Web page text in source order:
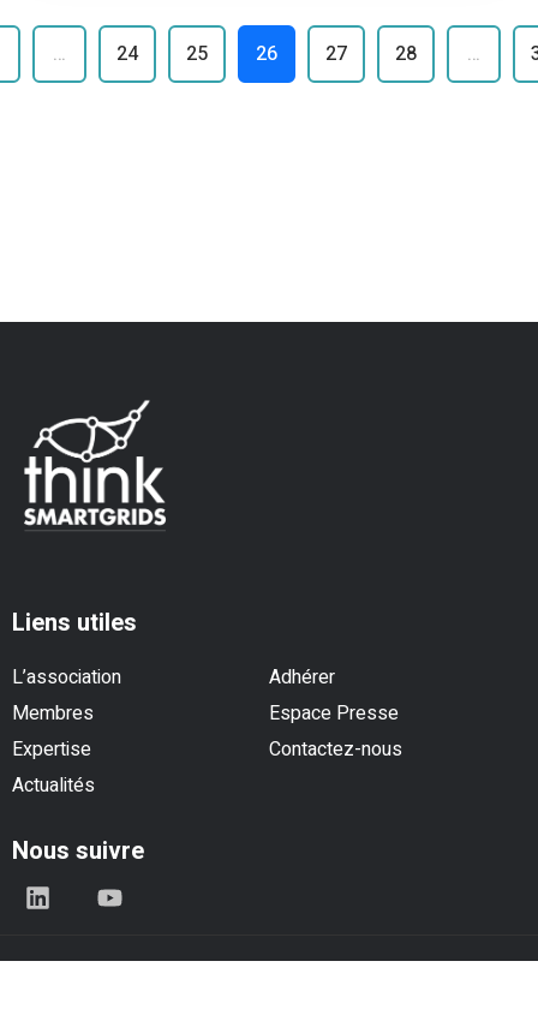
… 24 25 26 27 28 …
Liens utiles
L’association
Adhérer
Membres
Espace Presse
Expertise
Contactez-nous
Actualités
Nous suivre